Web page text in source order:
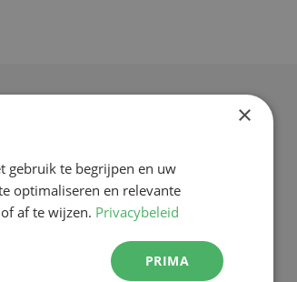
×
gebruik te begrijpen en uw
optimaliseren en relevante
af te wijzen. Privacybeleid
PRIMA